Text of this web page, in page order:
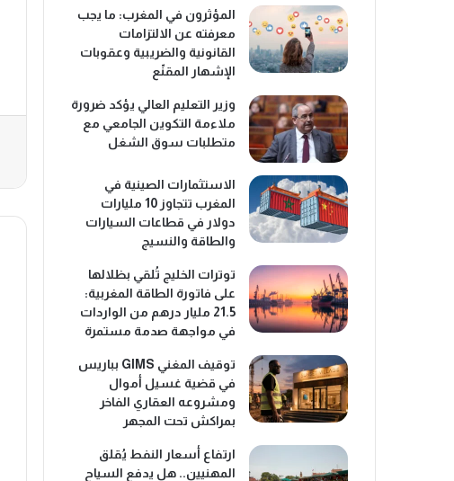
المؤثرون في المغرب: ما يجب
معرفته عن الالتزامات
القانونية والضريبية وعقوبات
الإشهار المقنّع
وزير التعليم العالي يؤكد ضرورة
ملاءمة التكوين الجامعي مع
متطلبات سوق الشغل
الاستثمارات الصينية في
المغرب تتجاوز 10 مليارات
دولار في قطاعات السيارات
والطاقة والنسيج
توترات الخليج تُلقي بظلالها
على فاتورة الطاقة المغربية:
21.5 مليار درهم من الواردات
في مواجهة صدمة مستمرة
توقيف المغني GIMS بباريس
في قضية غسيل أموال
ومشروعه العقاري الفاخر
بمراكش تحت المجهر
ارتفاع أسعار النفط يُقلق
المهنيين.. هل يدفع السياح